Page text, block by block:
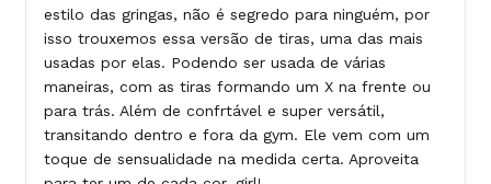
estilo das gringas, não é segredo para ninguém, por
isso trouxemos essa versão de tiras, uma das mais
usadas por elas. Podendo ser usada de várias
maneiras, com as tiras formando um X na frente ou
para trás. Além de confrtável e super versátil,
transitando dentro e fora da gym. Ele vem com um
toque de sensualidade na medida certa. Aproveita